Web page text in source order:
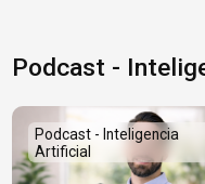
Podcast -
Podcast - Inteligencia
Artificial